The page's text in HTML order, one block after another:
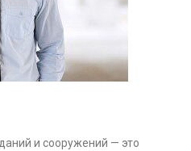
и сооружений — это